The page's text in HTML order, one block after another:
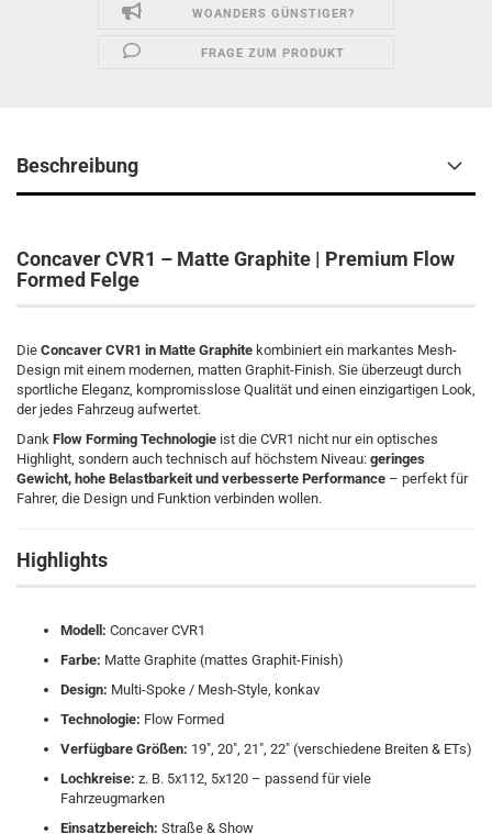
WOANDERS GÜNSTIGER?
FRAGE ZUM PRODUKT
Beschreibung
Concaver CVR1 – Matte Graphite | Premium Flow
Formed Felge
Die Concaver CVR1 in Matte Graphite kombiniert ein markantes Mesh-
Design mit einem modernen, matten Graphit-Finish. Sie überzeugt durch
sportliche Eleganz, kompromisslose Qualität und einen einzigartigen Look,
der jedes Fahrzeug aufwertet.
Dank Flow Forming Technologie ist die CVR1 nicht nur ein optisches
Highlight, sondern auch technisch auf höchstem Niveau: geringes
Gewicht, hohe Belastbarkeit und verbesserte Performance – perfekt für
Fahrer, die Design und Funktion verbinden wollen.
Highlights
Modell: Concaver CVR1
Farbe: Matte Graphite (mattes Graphit-Finish)
Design: Multi-Spoke / Mesh-Style, konkav
Technologie: Flow Formed
Verfügbare Größen: 19", 20", 21", 22" (verschiedene Breiten & ETs)
Lochkreise: z. B. 5x112, 5x120 – passend für viele
Fahrzeugmarken
Einsatzbereich: Straße & Show